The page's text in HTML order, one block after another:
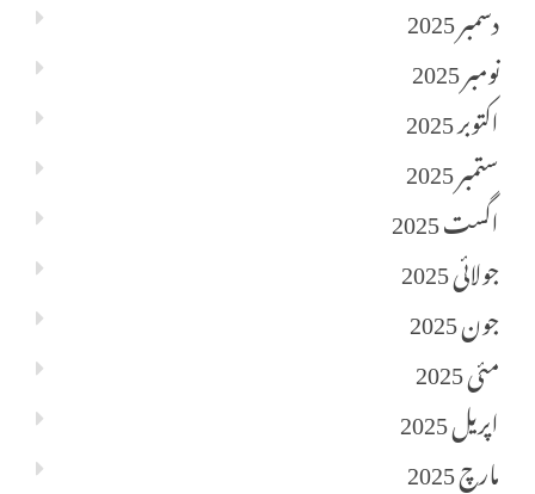
دسمبر 2025
نومبر 2025
اکتوبر 2025
ستمبر 2025
اگست 2025
جولائی 2025
جون 2025
مئی 2025
اپریل 2025
مارچ 2025